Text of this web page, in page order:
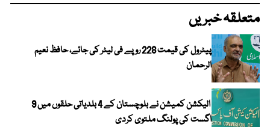
متعلقہ خبریں
پیٹرول کی قیمت 228 روپے فی لیٹر کی جائے، حافظ نعیم
الرحمان
الیکشن کمیشن نے بلوچستان کے 4 بلدیاتی حلقوں میں 9
اگست کی پولنگ ملتوی کردی